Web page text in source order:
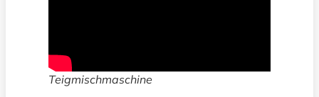
Teigmischmaschine